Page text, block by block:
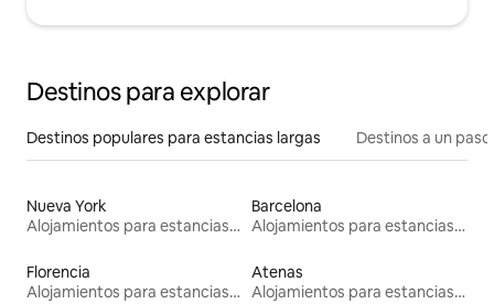
Destinos para explorar
Destinos populares para estancias largas Destinos a un
Nueva York
Alojamientos para estancias largas
Barcelona
Alojamientos para estancias largas
Florencia
Alojamientos para estancias largas
Atenas
Alojamientos para estancias largas